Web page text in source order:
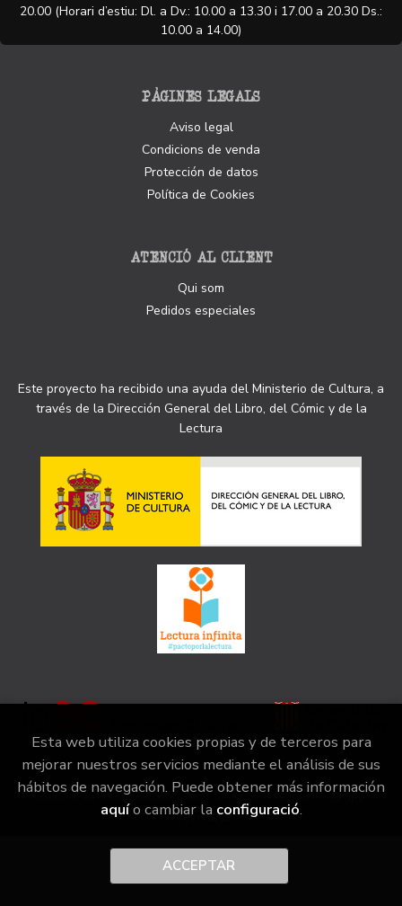
20.00 (Horari d’estiu: Dl. a Dv.: 10.00 a 13.30 i 17.00 a 20.30 Ds.:
10.00 a 14.00)
PÀGINES LEGALS
Aviso legal
Condicions de venda
Protección de datos
Política de Cookies
ATENCIÓ AL CLIENT
Qui som
Pedidos especiales
Este proyecto ha recibido una ayuda del Ministerio de Cultura, a
través de la Dirección General del Libro, del Cómic y de la
Lectura
2026 ©la irreductible . Tots els Drets Reservats |Grupo
Trevenque
Esta web utiliza cookies propias y de terceros para
mejorar nuestros servicios mediante el análisis de sus
hábitos de navegación. Puede obtener más información
aquío cambiar la configuració.
ACCEPTAR